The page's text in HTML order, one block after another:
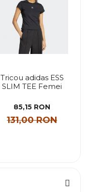
Tricou adidas ESS
SLIM TEE Femei
85,15 RON
131,00 RON